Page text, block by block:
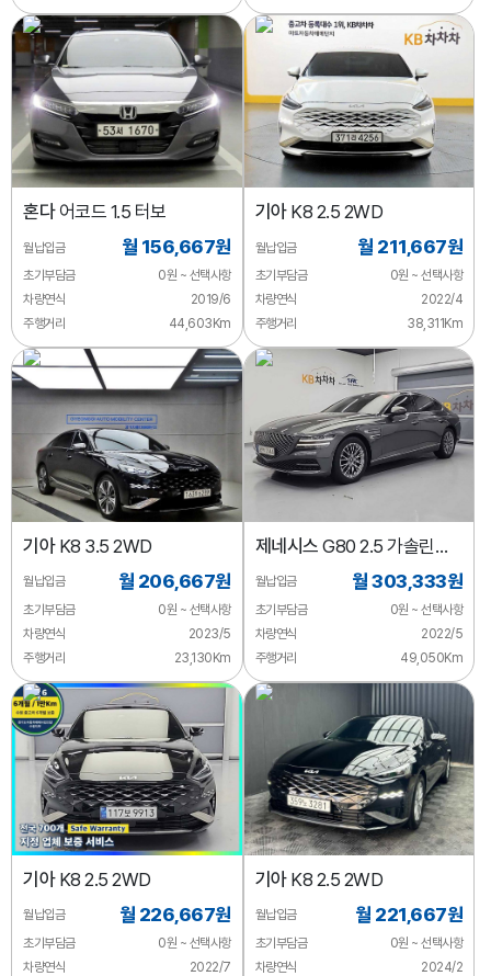
혼다어코드 1.5 터보
월납입금 월 156,667원
초기부담금
0원 ~ 선택사항
차량연식
2019/6
주행거리
44,603Km
기아K8 2.5 2WD
월납입금 월 211,667원
초기부담금
0원 ~ 선택사항
차량연식
2022/4
주행거리
38,311Km
기아K8 3.5 2WD
월납입금 월 206,667원
초기부담금
0원 ~ 선택사항
차량연식
2023/5
주행거리
23,130Km
제네시스 G80 2.5 가솔린
터보 2WD
월납입금 월 303,333원
초기부담금
0원 ~ 선택사항
차량연식
2022/5
주행거리
49,050Km
기아K8 2.5 2WD
월납입금 월 226,667원
초기부담금
0원 ~ 선택사항
차량연식
2022/7
기아K8 2.5 2WD
월납입금 월 221,667원
초기부담금
0원 ~ 선택사항
차량연식
2024/2